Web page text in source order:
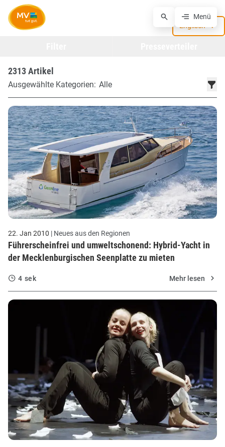
Zum Hauptinhalt springen
Menü
Englisch
2313 Artikel
Ausgewählte Kategorien: Alle
22. Jan 2010 | Neues aus den Regionen
Führerscheinfrei und umweltschonend: Hybrid-Yacht in
der Mecklenburgischen Seenplatte zu mieten
4 sek Mehr lesen